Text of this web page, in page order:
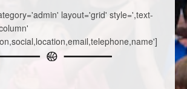
layout='grid' style=',text-